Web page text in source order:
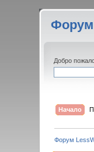
Форум
Добро
Начало
Форум